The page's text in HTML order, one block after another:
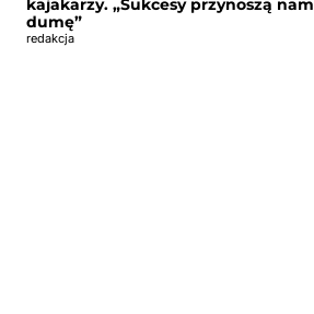
kajakarzy. „Sukcesy przynoszą nam
dumę”
redakcja